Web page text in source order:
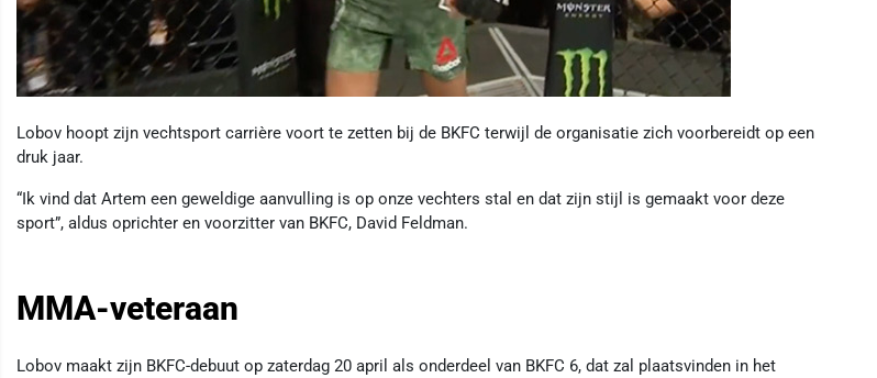
Lobov hoopt zijn vechtsport carrière voort te zetten bij de BKFC terwijl de organisatie zich voorbereidt op een
druk jaar.
“Ik vind dat Artem een ​​geweldige aanvulling is op onze vechters stal en dat zijn stijl is gemaakt voor deze
sport”, aldus oprichter en voorzitter van BKFC, David Feldman.
MMA-veteraan
Lobov maakt zijn BKFC-debuut op zaterdag 20 april als onderdeel van BKFC 6, dat zal plaatsvinden in het